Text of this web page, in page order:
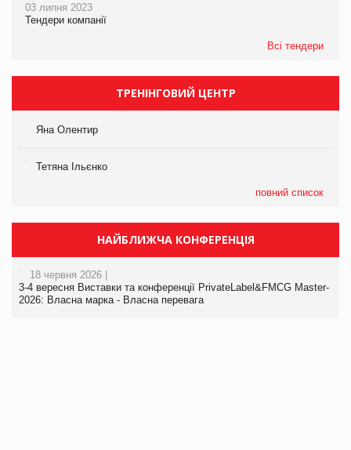
03 липня 2023
Тендери компанії
Всі тендери
ТРЕНІНГОВИЙ ЦЕНТР
Яна Олентир
Тетяна Ільєнко
повний список
НАЙБЛИЖЧА КОНФЕРЕНЦІЯ
18 червня 2026 |
3-4 вересня Виставки та конференції PrivateLabel&FMCG Master-
2026: Власна марка - Власна перевага